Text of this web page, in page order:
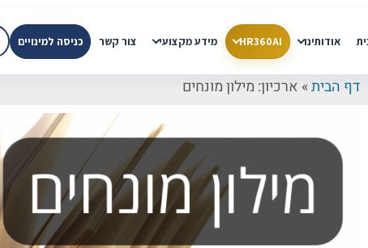
אודותינו HR360AI מידע מקצועי צור קשר כניסה למינויים
דף הבית» ארכיון: מילון מונחים